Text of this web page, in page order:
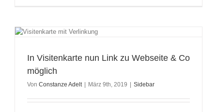
In Visitenkarte nun Link zu Webseite & Co
möglich
Von Constanze Adelt | März 9th, 2019 | Sidebar